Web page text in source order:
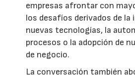
empresas afrontar con
los desafíos derivados de la
nuevas tecnologías, la
procesos o la adopción de
de negocio.
La conversación también